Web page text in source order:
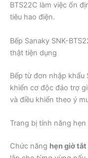
BTS22C làm việc ổn
tiêu hao điện.
Bếp Sanaky SNK-
thật tiện dụng
Bếp từ đơn nhập khẩu
khiển cơ độc đáo trợ
và điều khiển theo ý
Trang bị tính năng
Chức năng hẹn giờ tắt